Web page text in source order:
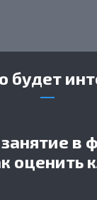
будет
в
оценить